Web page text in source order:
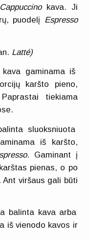
Cappuccinokava. Ji
puodelį Espresso
Latté)
gaminama iš
karšto pieno,
tiekiama
sluoksniuota
iš karšto,
. Gaminant į
pienas, o po
viršaus gali būti
balinta kava arba
iš vienodo kavos ir